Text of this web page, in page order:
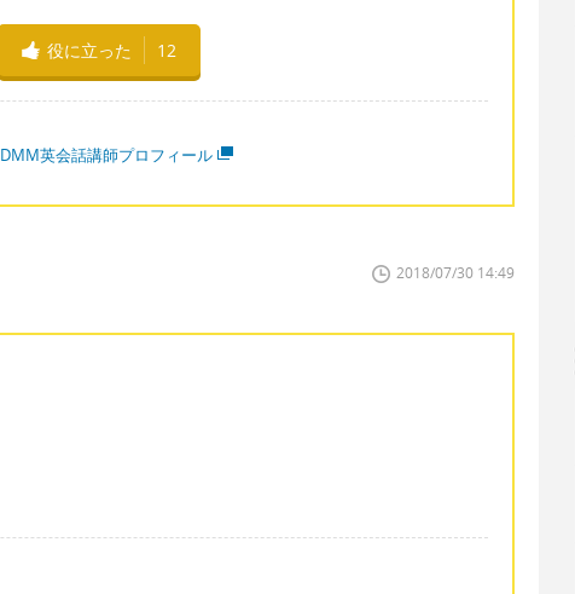
役に立った 12
DMM英会話講師プロフィール
2018/07/30 14:49